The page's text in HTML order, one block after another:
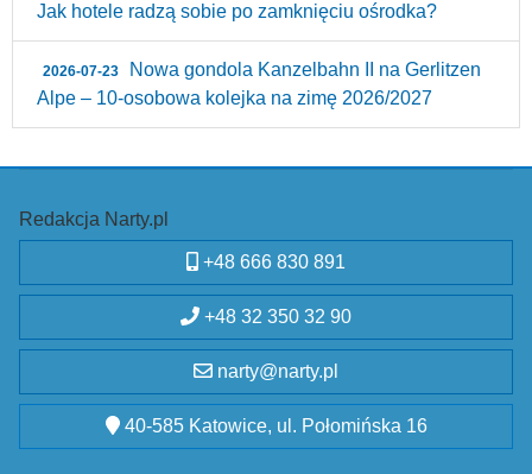
Jak hotele radzą sobie po zamknięciu ośrodka?
2026-07-23
Nowa gondola Kanzelbahn II na Gerlitzen
Alpe – 10‑osobowa kolejka na zimę 2026/2027
Redakcja Narty.pl
+48 666 830 891
+48 32 350 32 90
narty@narty.pl
40-585 Katowice, ul. Połomińska 16